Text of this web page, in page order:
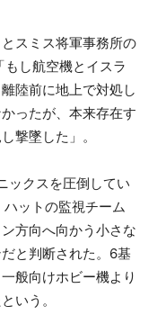
スミス将軍事務所の
し航空機とイスラ
陸前に地上で対処し
ったが、本来存在す
撃墜した」。
ックスを圧倒してい
ットの監視チーム
方向へ向かう小さな
と判断された。6基
般向けホビー機より
いう。